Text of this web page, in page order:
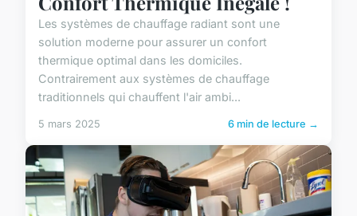
Les systèmes de chauffage radiant sont une
solution moderne pour assurer un confort
thermique optimal dans les domiciles.
Contrairement aux systèmes de chauffage
traditionnels qui chauffent l'air ambi...
5 mars 2025 6 min de lecture →